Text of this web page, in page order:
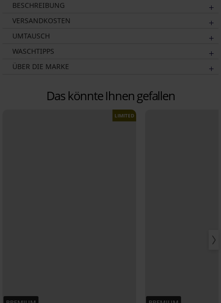
BESCHREIBUNG
VERSANDKOSTEN
UMTAUSCH
WASCHTIPPS
ÜBER DIE MARKE
Das könnte Ihnen gefallen
LIMITED